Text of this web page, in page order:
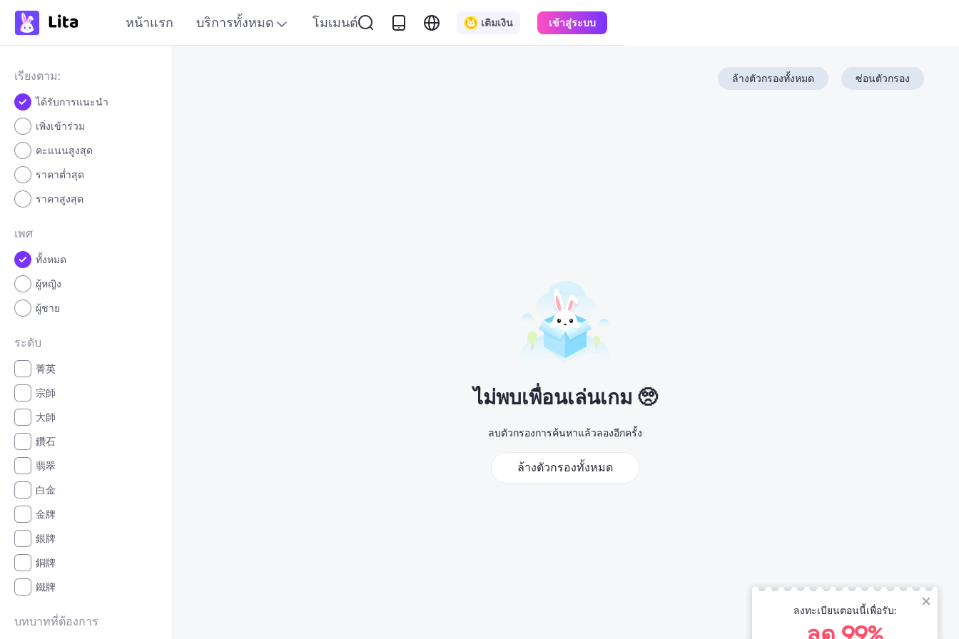
หน้าแรก บริการทั้งหมด โมเมนต์ เติมเงิน เข้าสู่ระบบ
เรียงตาม:
ได้รับการแนะนำ
เพิ่งเข้าร่วม
คะแนนสูงสุด
ราคาต่ำสุด
ราคาสูงสุด
เพศ
ทั้งหมด
ผู้หญิง
ผู้ชาย
ระดับ
菁英
宗師
大師
鑽石
翡翠
白金
金牌
銀牌
銅牌
鐵牌
บทบาทที่ต้องการ
ล้างตัวกรองทั้งหมด ซ่อนตัวกรอง
ไม่พบเพื่อนเล่นเกม 🥺
ลบตัวกรองการค้นหาแล้วลองอีกครั้ง
ล้างตัวกรองทั้งหมด
ลงทะเบียนตอนนี้เพื่อรับ: